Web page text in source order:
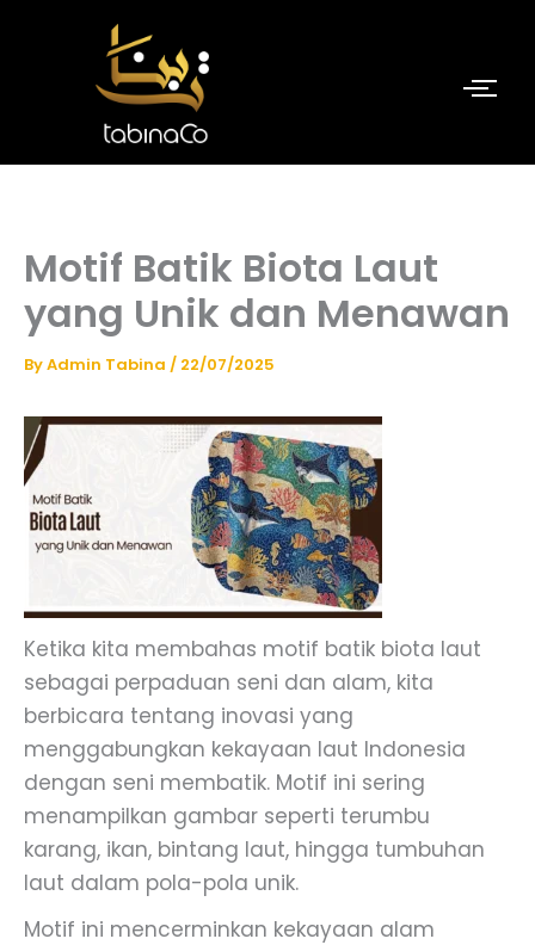
Motif Batik Biota Laut
yang Unik dan Menawan
ByAdmin Tabina / 22/07/2025
Ketika kita membahas motif batik biota laut
sebagai perpaduan seni dan alam, kita
berbicara tentang inovasi yang
menggabungkan kekayaan laut Indonesia
dengan seni membatik. Motif ini sering
menampilkan gambar seperti terumbu
karang, ikan, bintang laut, hingga tumbuhan
laut dalam pola-pola unik.
Motif ini mencerminkan kekayaan alam